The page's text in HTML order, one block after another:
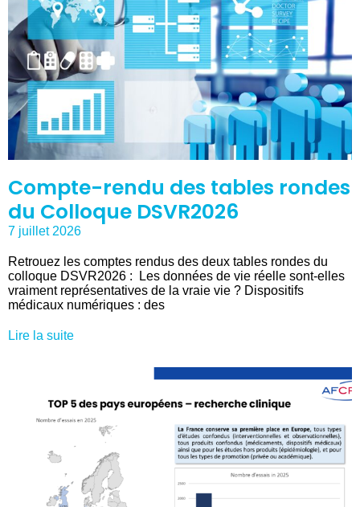
Compte-rendu des tables rondes
du Colloque DSVR2026
7 juillet 2026
Retrouez les comptes rendus des deux tables rondes du
colloque DSVR2026 : Les données de vie réelle sont-elles
vraiment représentatives de la vraie vie ? Dispositifs
médicaux numériques : des
Lire la suite